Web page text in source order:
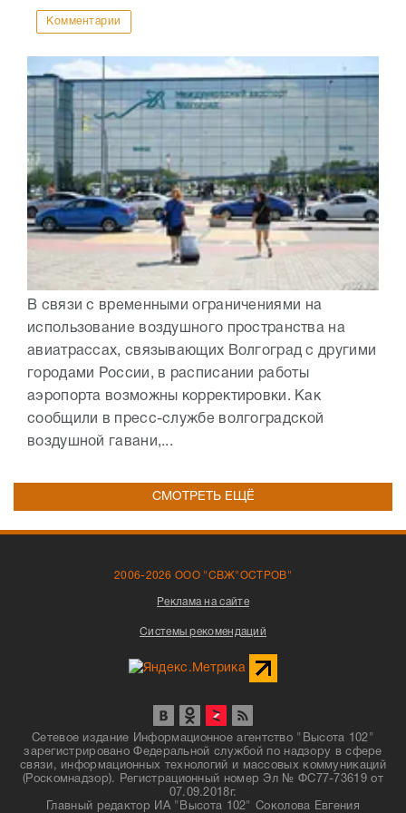
Комментарии
В связи с временными ограничениями на
использование воздушного пространства на
авиатрассах, связывающих Волгоград с другими
городами России, в расписании работы
аэропорта возможны корректировки. Как
сообщили в пресс-службе волгоградской
воздушной гавани,...
СМОТРЕТЬ ЕЩЁ
2006-2026 ООО "СВЖ"ОСТРОВ"
Реклама на сайте
Системы рекомендаций
Сетевое издание Информационное агентство "Высота 102"
зарегистрировано Федеральной службой по надзору в сфере
связи, информационных технологий и массовых коммуникаций
(Роскомнадзор). Регистрационный номер Эл № ФС77-73619 от
07.09.2018г.
Главный редактор ИА "Высота 102" Соколова Евгения